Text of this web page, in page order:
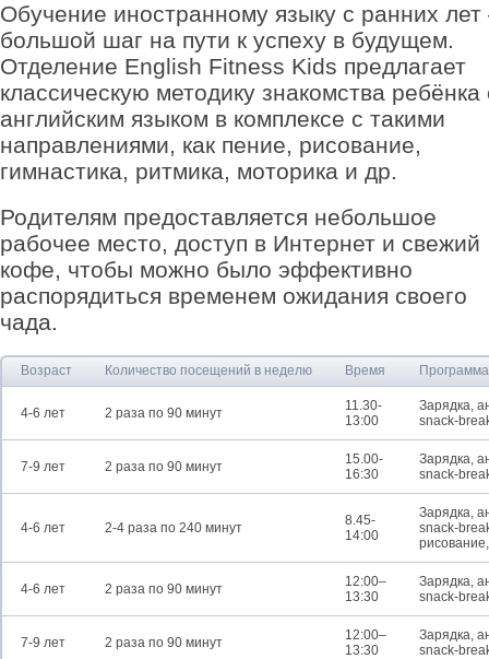
Обучение иностранному языку с ранних лет
большой шаг на пути к успеху в будущем.
Отделение English Fitness Kids предлагает
классическую методику знакомства ребёнка
английским языком в комплексе с такими
направлениями, как пение, рисование,
гимнастика, ритмика, моторика и др.
Родителям предоставляется небольшое
рабочее место, доступ в Интернет и свежий
кофе, чтобы можно было эффективно
распорядиться временем ожидания своего
чада.
Возраст Количество посещений в неделю Время Программа
4-6 лет 2 раза по 90 минут
11.30-
13:00
Зарядка,
snack-
7-9 лет 2 раза по 90 минут
15.00-
16:30
Зарядка,
snack-
4-6 лет 2-4 раза по 240 минут
8.45-
14:00
Зарядка,
snack-
4-6 лет 2 раза по 90 минут
12:00–
13:30
Зарядка,
snack-
7-9 лет 2 раза по 90 минут
12:00–
13:30
Зарядка,
snack-